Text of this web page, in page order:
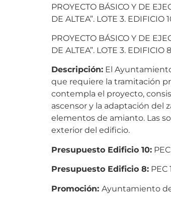
PROYECTO BÁSICO Y DE
DE ALTEA”. LOTE 3. EDIFICIO
PROYECTO BÁSICO Y DE
DE ALTEA”. LOTE 3. EDIFICIO 8
Descripción: El Ayuntamiento
que requiere la tramitación
contempla el proyecto,
ascensor y la adaptación del
elementos de amianto. Las
exterior del edificio.
Presupuesto Edificio 10:
Presupuesto Edificio 8: PEC
Promoción: Ayuntamiento